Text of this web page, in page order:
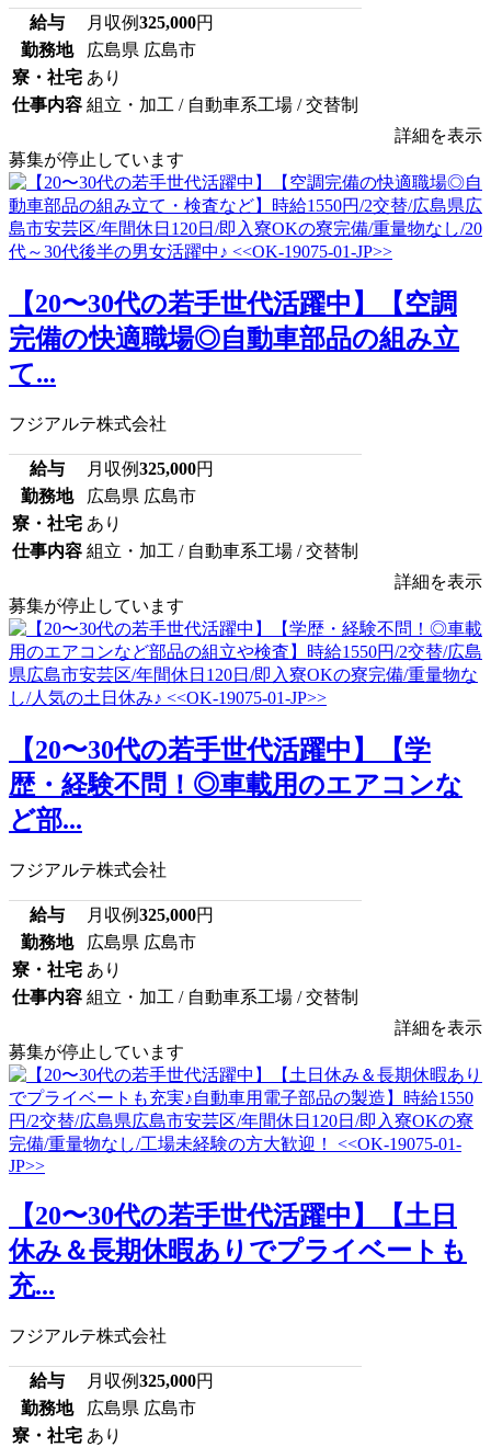
給与 月収例325,000円
勤務地
広島県 広島市
寮・社宅 あり
仕事内容 組立・加工 / 自動車系工場 / 交替制
詳細を表示
募集が停止しています
【20〜30代の若手世代活躍中】【空調
完備の快適職場◎自動車部品の組み立
て...
フジアルテ株式会社
給与 月収例325,000円
勤務地
広島県 広島市
寮・社宅 あり
仕事内容 組立・加工 / 自動車系工場 / 交替制
詳細を表示
募集が停止しています
【20〜30代の若手世代活躍中】【学
歴・経験不問！◎車載用のエアコンな
ど部...
フジアルテ株式会社
給与 月収例325,000円
勤務地
広島県 広島市
寮・社宅 あり
仕事内容 組立・加工 / 自動車系工場 / 交替制
詳細を表示
募集が停止しています
【20〜30代の若手世代活躍中】【土日
休み＆長期休暇ありでプライベートも
充...
フジアルテ株式会社
給与 月収例325,000円
勤務地
広島県 広島市
寮・社宅 あり